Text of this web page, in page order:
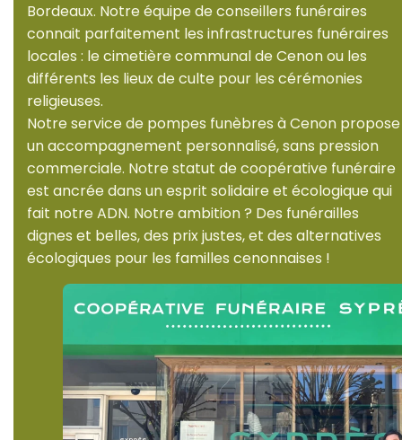
Bordeaux. Notre équipe de conseillers funéraires
connait parfaitement les infrastructures funéraires
locales : le cimetière communal de Cenon ou les
différents les lieux de culte pour les cérémonies
religieuses.
Notre service de pompes funèbres à Cenon propose
un accompagnement personnalisé, sans pression
commerciale. Notre statut de coopérative funéraire
est ancrée dans un esprit solidaire et écologique qui
fait notre ADN. Notre ambition ? Des funérailles
dignes et belles, des prix justes, et des alternatives
écologiques pour les familles cenonnaises !